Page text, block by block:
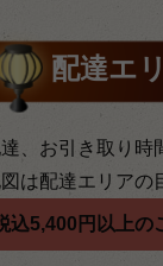
配達エ
、お引き取り
は配達エリアの
込5,400円以上の